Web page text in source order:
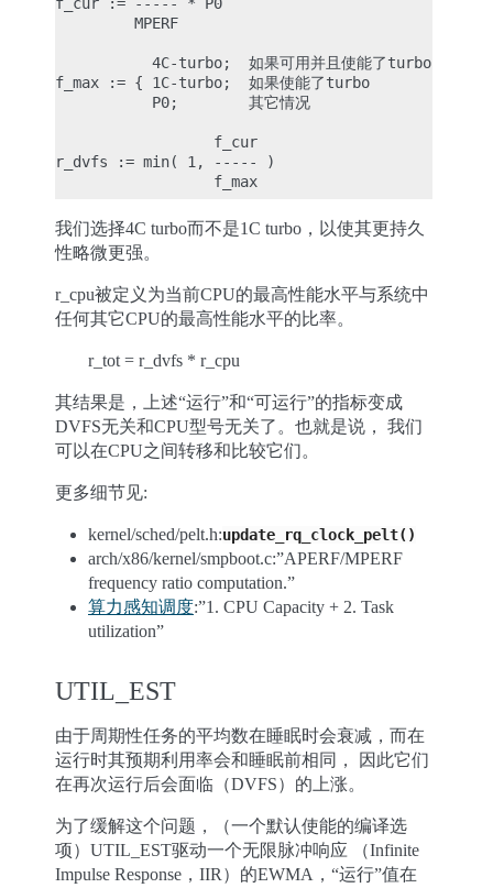
         MPERF
           4C-turbo;  如果可用并且使能了turbo
f_max := { 1C-turbo;  如果使能了turbo
           P0;        其它情况
                  f_cur
r_dvfs := min( 1, ----- )
我们选择4C turbo而不是1C turbo，以使其更持久
性略微更强。
r_cpu被定义为当前CPU的最高性能水平与系统中
任何其它CPU的最高性能水平的比率。
r_tot = r_dvfs * r_cpu
其结果是，上述“运行”和“可运行”的指标变成
DVFS无关和CPU型号无关了。也就是说， 我们
可以在CPU之间转移和比较它们。
更多细节见:
kernel/sched/pelt.h:update_rq_clock_pelt()
arch/x86/kernel/smpboot.c:”APERF/MPERF
frequency ratio computation.”
算力感知调度:”1. CPU Capacity + 2. Task
utilization”
UTIL_EST
由于周期性任务的平均数在睡眠时会衰减，而在
运行时其预期利用率会和睡眠前相同， 因此它们
在再次运行后会面临（DVFS）的上涨。
为了缓解这个问题，（一个默认使能的编译选
项）UTIL_EST驱动一个无限脉冲响应 （Infinite
Impulse Response，IIR）的EWMA，“运行”值在